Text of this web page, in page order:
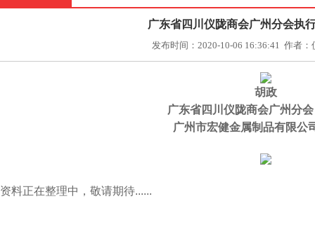
广东省四川仪陇商会广州分会
发布时间：2020-10-06 16:36:41 作者
胡政
广东省四川仪陇商会广州分
广州市宏健金属制品有限公
资料正在整理中，敬请期待......